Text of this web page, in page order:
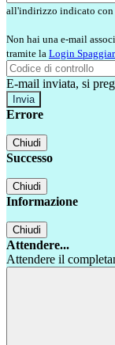
all'indirizzo indicato con
Non hai una e-mail
tramite la Login
E-mail inviata, si
Errore
Chiudi
Successo
Chiudi
Informazione
Chiudi
Attendere...
Attendere il